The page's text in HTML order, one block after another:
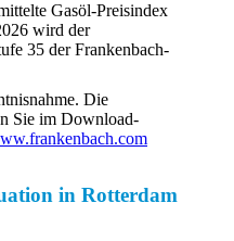
Gasöl-Preisindex
wird der
35 der Frankenbach-
Die
Sie im Download-
in Rotterdam